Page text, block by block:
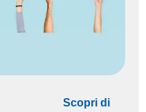
Scopri di